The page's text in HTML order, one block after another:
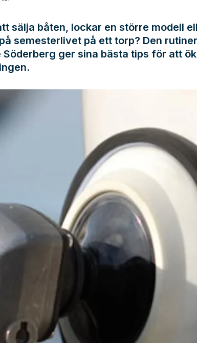
sälja båten, lockar en större modell
semesterlivet på ett torp? Den
Söderberg ger sina bästa tips för att